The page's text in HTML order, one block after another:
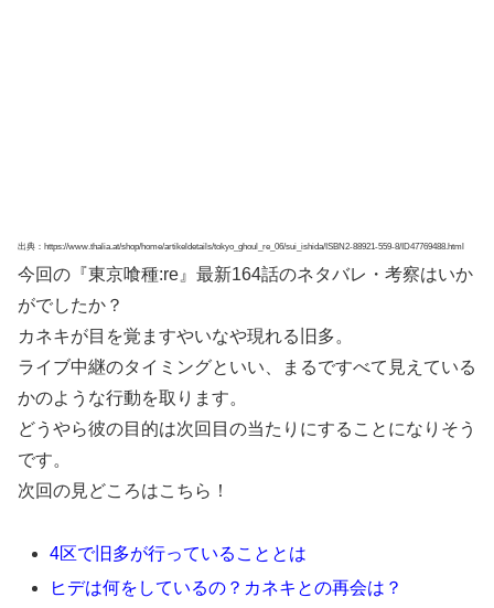
出典：https://www.thalia.at/shop/home/artikeldetails/tokyo_ghoul_re_06/sui_ishida/ISBN2-88921-559-8/ID47769488.html
今回の『東京喰種:re』最新164話のネタバレ・考察はいか
がでしたか？
カネキが目を覚ますやいなや現れる旧多。
ライブ中継のタイミングといい、まるですべて見えている
かのような行動を取ります。
どうやら彼の目的は次回目の当たりにすることになりそう
です。
次回の見どころはこちら！
4区で旧多が行っていることとは
ヒデは何をしているの？カネキとの再会は？